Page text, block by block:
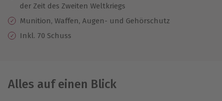
der Zeit des Zweiten Weltkriegs
Munition, Waffen, Augen- und Gehörschutz
Inkl. 70 Schuss
Alles auf einen Blick